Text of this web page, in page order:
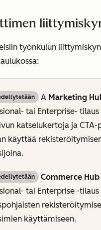
työnkulun
A Marketing
tai Enterprise-
katselukertoja ja
käyttää
Commerce Hub
tai Enterprise -
käyttämiseen.